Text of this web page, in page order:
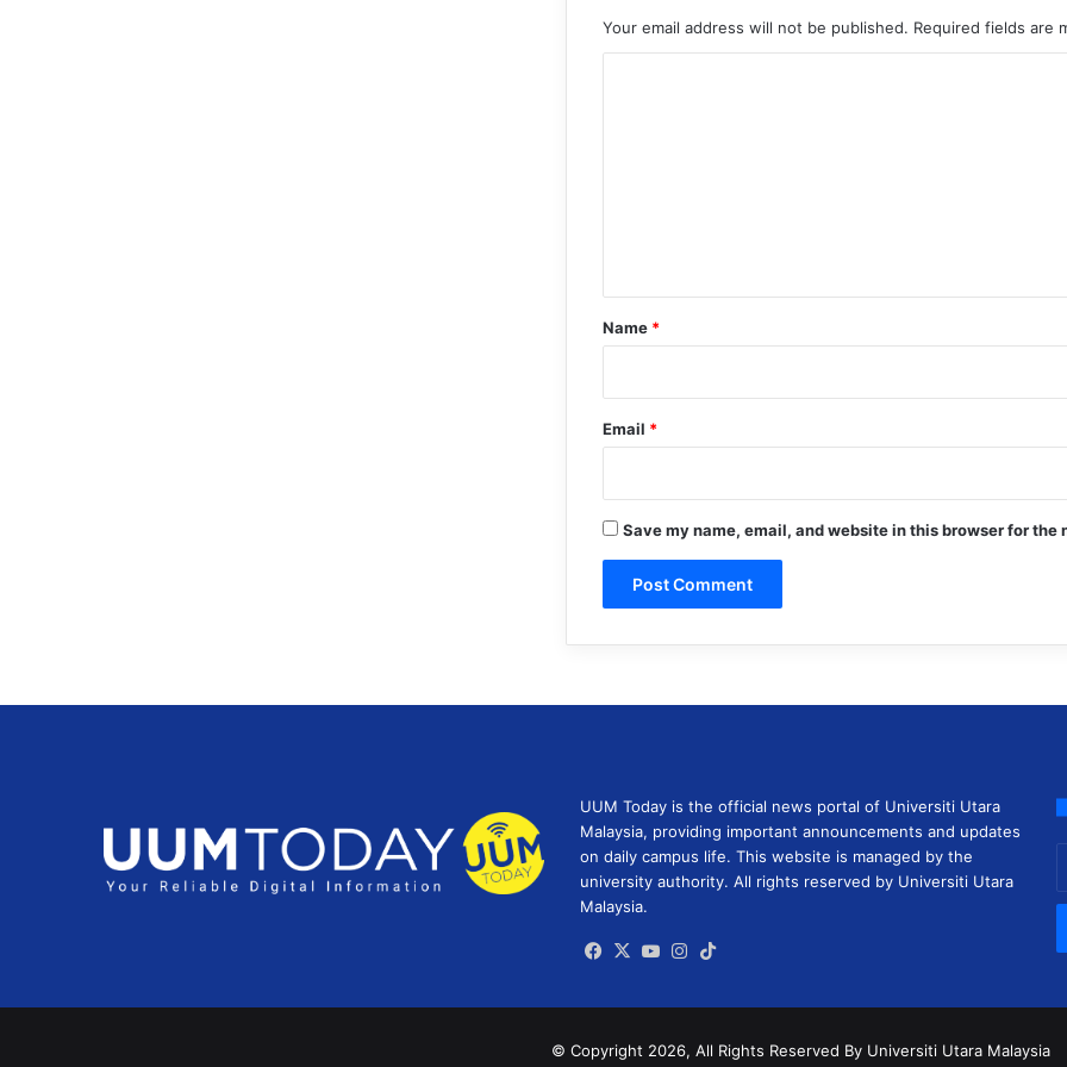
Your email address will not be published. Required fields are
*
Name *
Email *
Save my name, email, and website in this browser for the
UUM Today is the official news portal of Universiti Utara
Malaysia, providing important announcements and updates
on daily campus life. This website is managed by the
university authority. All rights reserved by Universiti Utara
Malaysia.
Facebook
X YouTubeInstagram
© Copyright 2026, All Rights Reserved By Universiti Utara Malaysia